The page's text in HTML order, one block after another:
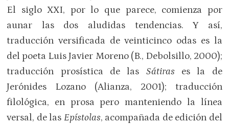
El siglo XXI, por lo que parece, comienza por
aunar las dos aludidas tendencias. Y así,
traducción versificada de veinticinco odas es la
del poeta Luis Javier Moreno (B., Debolsillo, 2000);
traducción prosística de las Sátiras es la de
Jerónides Lozano (Alianza, 2001); traducción
filológica, en prosa pero manteniendo la línea
versal, de las Epístolas, acompañada de edición del